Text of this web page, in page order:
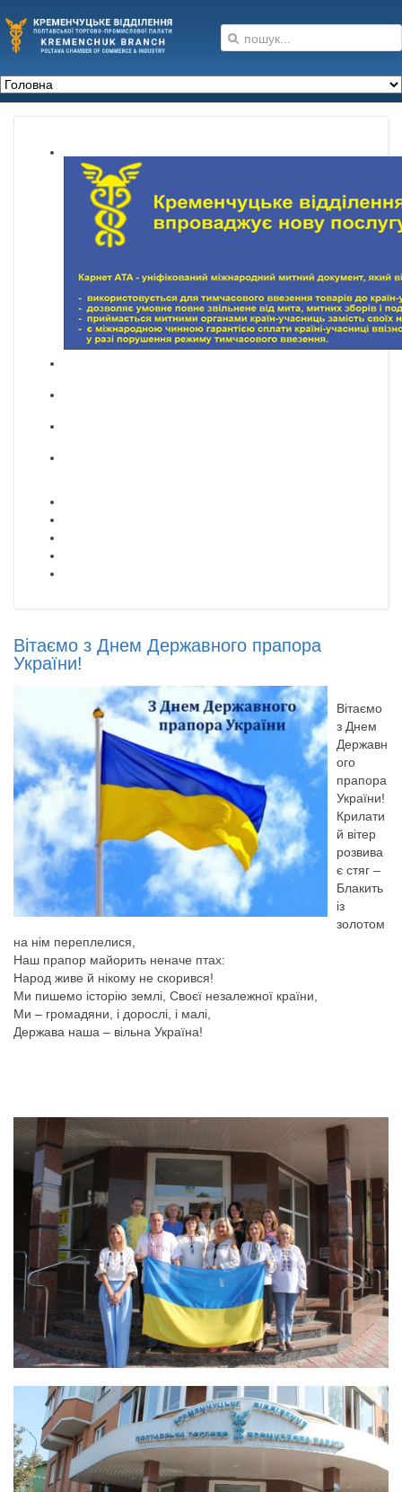
Вітаємо з Днем Державного прапора
України!
Вітаємо
з Днем
Державн
ого
прапора
України!
Крилати
й вітер
розвива
є стяг –
Блакить
із
золотом
на нім переплелися,
Наш прапор майорить неначе птах:
Народ живе й нікому не скорився!
Ми пишемо історію землі, Своєї незалежної країни,
Ми – громадяни, і дорослі, і малі,
Держава наша – вільна Україна!